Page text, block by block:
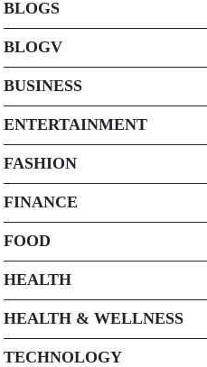
BLOGS
BLOGV
BUSINESS
ENTERTAINMENT
FASHION
FINANCE
FOOD
HEALTH
HEALTH & WELLNESS
TECHNOLOGY